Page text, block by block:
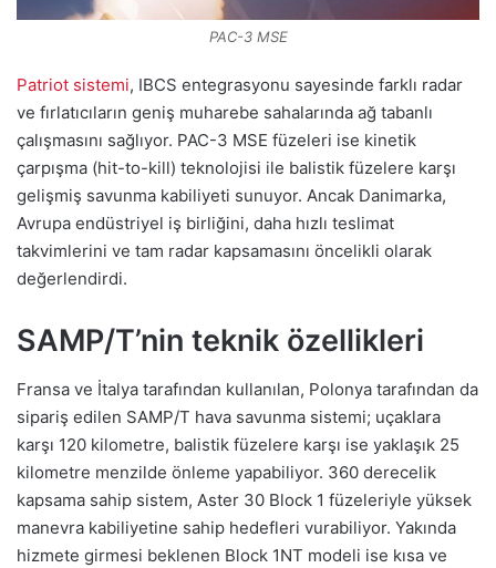
PAC-3 MSE
Patriot sistemi, IBCS entegrasyonu sayesinde farklı radar
ve fırlatıcıların geniş muharebe sahalarında ağ tabanlı
çalışmasını sağlıyor. PAC-3 MSE füzeleri ise kinetik
çarpışma (hit-to-kill) teknolojisi ile balistik füzelere karşı
gelişmiş savunma kabiliyeti sunuyor. Ancak Danimarka,
Avrupa endüstriyel iş birliğini, daha hızlı teslimat
takvimlerini ve tam radar kapsamasını öncelikli olarak
değerlendirdi.
SAMP/T’nin teknik özellikleri
Fransa ve İtalya tarafından kullanılan, Polonya tarafından da
sipariş edilen SAMP/T hava savunma sistemi; uçaklara
karşı 120 kilometre, balistik füzelere karşı ise yaklaşık 25
kilometre menzilde önleme yapabiliyor. 360 derecelik
kapsama sahip sistem, Aster 30 Block 1 füzeleriyle yüksek
manevra kabiliyetine sahip hedefleri vurabiliyor. Yakında
hizmete girmesi beklenen Block 1NT modeli ise kısa ve